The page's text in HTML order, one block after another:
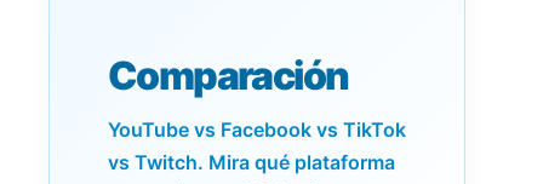
Comparación
YouTube vs Facebook vs TikTok
vs Twitch. Mira qué plataforma